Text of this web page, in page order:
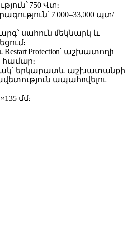
750 Վտ։
7,000–33,000 պտ/
սահուն մեկնարկ և
Restart Protection՝ աշխատողի
համար։
երկարատև աշխատանքի
ապահովելու
մմ։